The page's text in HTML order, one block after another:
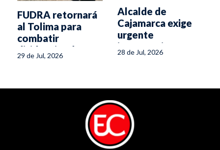
FUDRA retornará
al Tolima para
combatir
disidencias de Iván
Mordísco y
29 de Jul, 2026
Alcalde de
Cajamarca exige
urgente
intervención
nacional por la
28 de Jul, 2026